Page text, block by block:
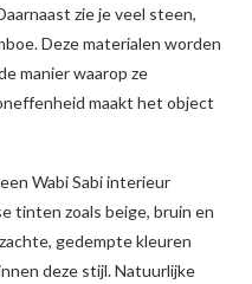
zie je veel steen,
Deze materialen worden
manier waarop ze
maakt het object
Wabi Sabi interieur
tinten zoals beige, bruin en
gedempte kleuren
deze stijl. Natuurlijke